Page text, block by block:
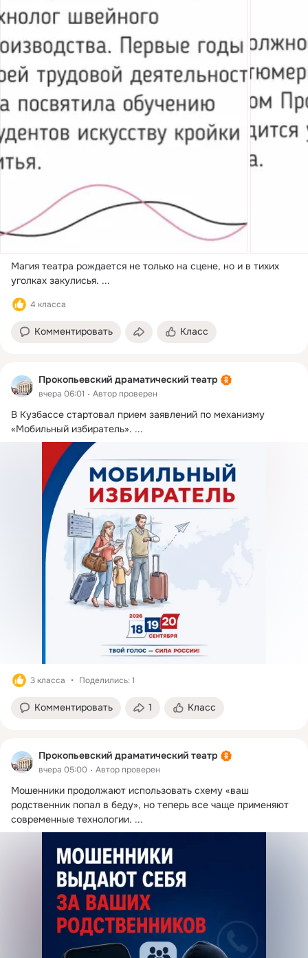
Магия театра рождается не только на сцене, но и в тихих
уголках закулисья. ...
4 класса
Комментировать Класс
Прокопьевский драматический театр
вчера 06:01 Автор проверен
В Кузбассе стартовал прием заявлений по механизму
«Мобильный избиратель». ...
3 класса Поделились: 1
Комментировать 1 Класс
Прокопьевский драматический театр
вчера 05:00 Автор проверен
Мошенники продолжают использовать схему «ваш
родственник попал в беду», но теперь все чаще применяют
современные технологии. ...